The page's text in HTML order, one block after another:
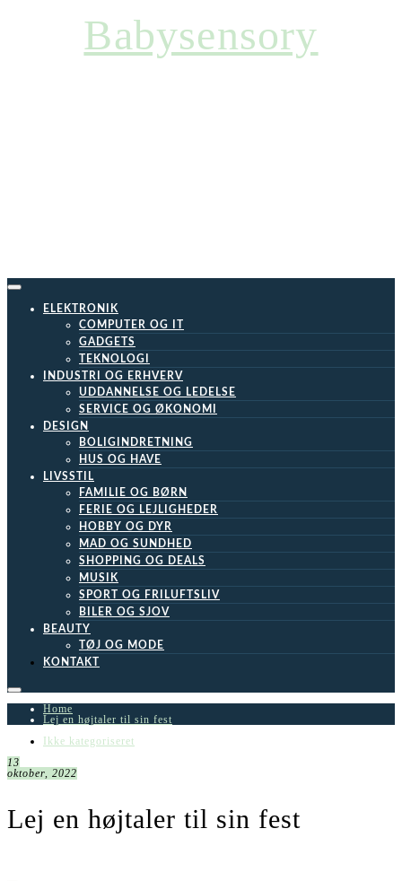
Babysensory
ELEKTRONIK
COMPUTER OG IT
GADGETS
TEKNOLOGI
INDUSTRI OG ERHVERV
UDDANNELSE OG LEDELSE
SERVICE OG ØKONOMI
DESIGN
BOLIGINDRETNING
HUS OG HAVE
LIVSSTIL
FAMILIE OG BØRN
FERIE OG LEJLIGHEDER
HOBBY OG DYR
MAD OG SUNDHED
SHOPPING OG DEALS
MUSIK
SPORT OG FRILUFTSLIV
BILER OG SJOV
BEAUTY
TØJ OG MODE
KONTAKT
Home
Lej en højtaler til sin fest
Ikke kategoriseret
13
oktober, 2022
Lej en højtaler til sin fest